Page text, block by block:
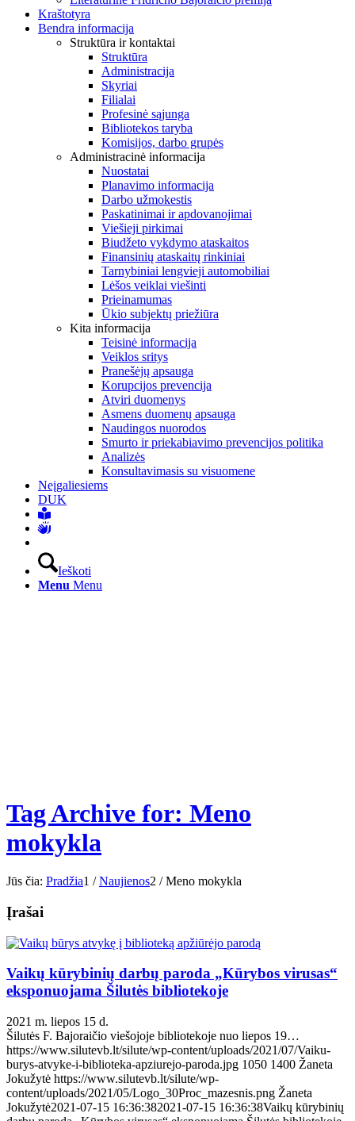
Kraštotyra
Bendra informacija
Struktūra ir kontaktai
Struktūra
Administracija
Skyriai
Filialai
Profesinė sąjunga
Bibliotekos taryba
Komisijos, darbo grupės
Administracinė informacija
Nuostatai
Planavimo informacija
Darbo užmokestis
Paskatinimai ir apdovanojimai
Viešieji pirkimai
Biudžeto vykdymo ataskaitos
Finansinių ataskaitų rinkiniai
Tarnybiniai lengvieji automobiliai
Lėšos veiklai viešinti
Prieinamumas
Ūkio subjektų priežiūra
Kita informacija
Teisinė informacija
Veiklos sritys
Pranešėjų apsauga
Korupcijos prevencija
Atviri duomenys
Asmens duomenų apsauga
Naudingos nuorodos
Smurto ir priekabiavimo prevencijos politika
Analizės
Konsultavimasis su visuomene
Neįgaliesiems
DUK
Ieškoti
Menu Menu
Tag Archive for: Meno
mokykla
Jūs čia: Pradžia1 / Naujienos2 / Meno mokykla
Įrašai
Vaikų kūrybinių darbų paroda „Kūrybos virusas“
eksponuojama Šilutės bibliotekoje
2021 m. liepos 15 d.
Šilutės F. Bajoraičio viešojoje bibliotekoje nuo liepos 19…
https://www.silutevb.lt/silute/wp-content/uploads/2021/07/Vaiku-
burys-atvyke-i-biblioteka-apziurejo-paroda.jpg 1050 1400 Žaneta
Jokužytė https://www.silutevb.lt/silute/wp-
content/uploads/2021/05/Logo_30Proc_mazesnis.png Žaneta
Jokužytė2021-07-15 16:36:382021-07-15 16:36:38Vaikų kūrybinių